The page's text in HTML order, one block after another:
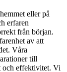
eller på
erfaren
från början.
av att
Våra
till
och effektivitet. Vi